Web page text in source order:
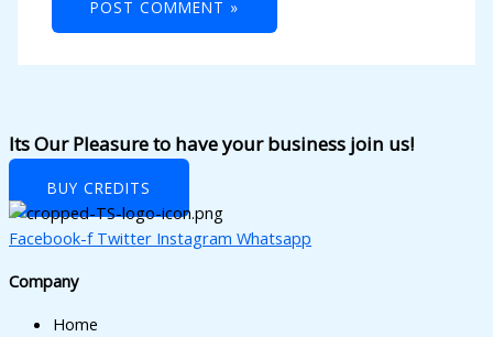
Its Our Pleasure to have your business join us!
BUY CREDITS
Facebook-f Twitter Instagram Whatsapp
Company
Home